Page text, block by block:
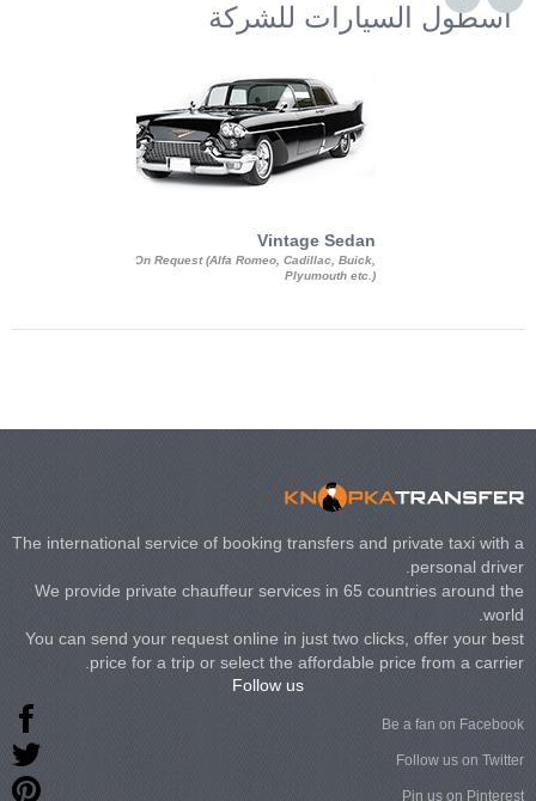
أسطول السيارات للشركة
Vintage Sedan
On Request (Alfa Romeo, Cadillac, Buick,
Plyumouth etc.)
The international service of booking transfers and private taxi with a
personal driver.
We provide private chauffeur services in 65 countries around the
world.
You can send your request online in just two clicks, offer your best
price for a trip or select the affordable price from a carrier.
Follow us
Be a fan on Facebook
Follow us on Twitter
Pin us on Pinterest